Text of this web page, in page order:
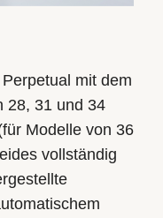
mit dem
28, 31 und 34
Modelle von 36
vollständig